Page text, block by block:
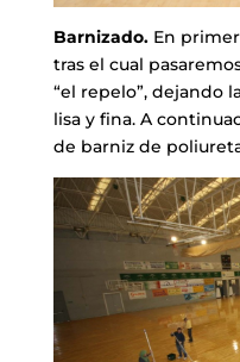
Barnizado.En primer
tras el cual
“el repelo”, dejando
lisa y fina. A
de barniz de